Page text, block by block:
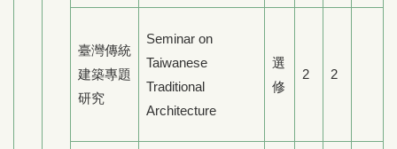
臺灣傳統
建築專題
研究
Seminar on
Taiwanese
Traditional
Architecture
選
修
2 2